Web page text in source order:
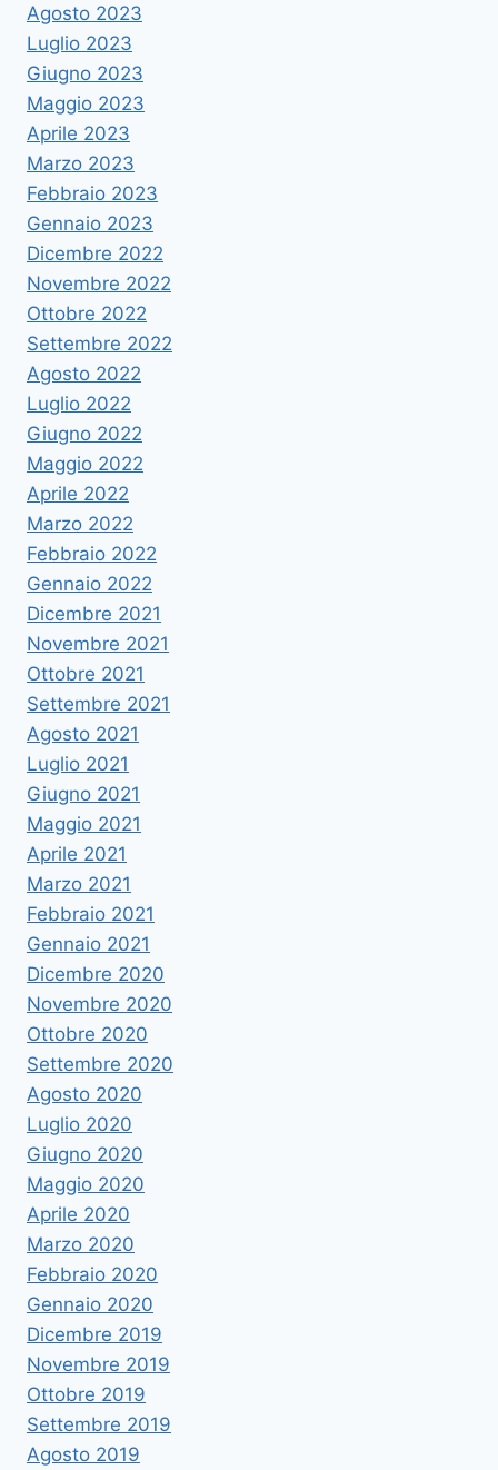
Agosto 2023
Luglio 2023
Giugno 2023
Maggio 2023
Aprile 2023
Marzo 2023
Febbraio 2023
Gennaio 2023
Dicembre 2022
Novembre 2022
Ottobre 2022
Settembre 2022
Agosto 2022
Luglio 2022
Giugno 2022
Maggio 2022
Aprile 2022
Marzo 2022
Febbraio 2022
Gennaio 2022
Dicembre 2021
Novembre 2021
Ottobre 2021
Settembre 2021
Agosto 2021
Luglio 2021
Giugno 2021
Maggio 2021
Aprile 2021
Marzo 2021
Febbraio 2021
Gennaio 2021
Dicembre 2020
Novembre 2020
Ottobre 2020
Settembre 2020
Agosto 2020
Luglio 2020
Giugno 2020
Maggio 2020
Aprile 2020
Marzo 2020
Febbraio 2020
Gennaio 2020
Dicembre 2019
Novembre 2019
Ottobre 2019
Settembre 2019
Agosto 2019